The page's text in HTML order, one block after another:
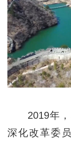
2019年，
深化改革委